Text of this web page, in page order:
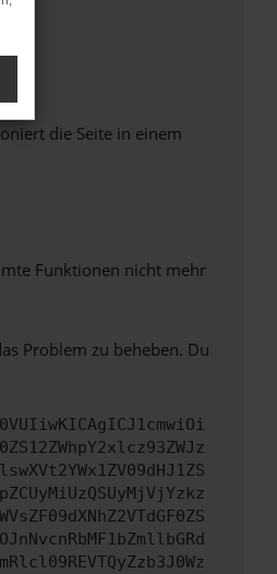
die Seite in einem
Funktionen nicht mehr
Problem zu beheben. Du